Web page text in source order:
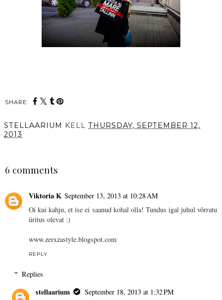
SHARE:
STELLAARIUM KELL THURSDAY, SEPTEMBER 12,
2013
6 comments
Viktoria K September 13, 2013 at 10:28 AM
Oi kui kahju, et ise ei saanud kohal olla! Tundus igal juhul võrratu
üritus olevat :)
www.zerxzastyle.blogspot.com
REPLY
Replies
stellaarium
September 18, 2013 at 1:32 PM